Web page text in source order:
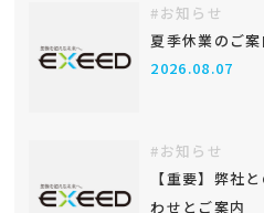
#お知らせ
夏季休業のご案
2026.08.07
#お知らせ
【重要】弊社
わせとご案内